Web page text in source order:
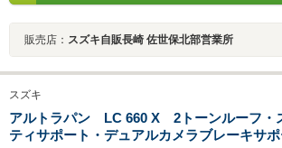
販売店： スズキ自販長崎 佐世保北部営業所
スズキ
アルトラパン LC 660 X 2トーンルーフ・
ティサポート・デュアルカメラブレーキサ